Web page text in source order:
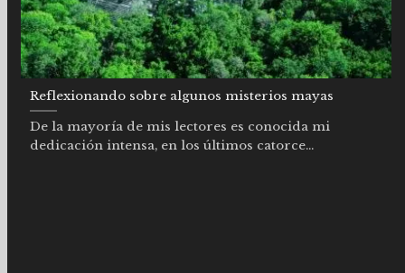
Reflexionando sobre algunos misterios mayas
De la mayoría de mis lectores es conocida mi
dedicación intensa, en los últimos catorce...